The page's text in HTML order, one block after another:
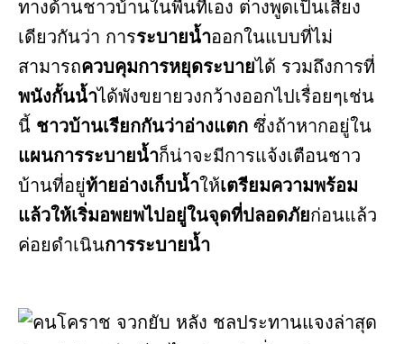
ทางด้านชาวบ้านในพื้นที่เอง ต่างพูดเป็นเสียง
เดียวกันว่า การระบายน้ำออกในแบบที่ไม่
สามารถควบคุมการหยุดระบายได้ รวมถึงการที่
พนังกั้นน้ำได้พังขยายวงกว้างออกไปเรื่อยๆเช่น
นี้ ชาวบ้านเรียกกันว่าอ่างแตก ซึ่งถ้าหากอยู่ใน
แผนการระบายน้ำก็น่าจะมีการแจ้งเตือนชาว
บ้านที่อยู่ท้ายอ่างเก็บน้ำให้เตรียมความพร้อม
แล้วให้เริ่มอพยพไปอยู่ในจุดที่ปลอดภัยก่อนแล้ว
ค่อยดำเนินการระบายน้ำ